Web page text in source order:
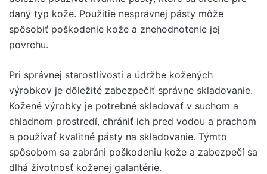
daný typ kože. Použitie nesprávnej pásty môže
spôsobiť poškodenie kože a znehodnotenie jej
povrchu.
Pri správnej starostlivosti a údržbe kožených
výrobkov je dôležité zabezpečiť správne skladovanie.
Kožené výrobky je potrebné skladovať v suchom a
chladnom prostredí, chrániť ich pred vodou a prachom
a používať kvalitné pásty na skladovanie. Týmto
spôsobom sa zabráni poškodeniu kože a zabezpečí sa
dlhá životnosť koženej galantérie.